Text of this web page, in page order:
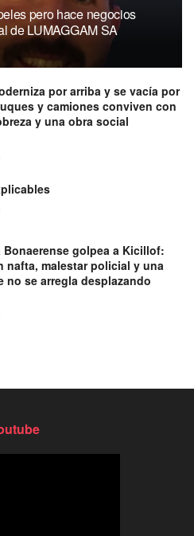
pero hace negocios
de LUMAGGAM SA
por arriba y se vacía por
y camiones conviven con
y una obra social
Bonaerense golpea a Kicillof:
nafta, malestar policial y una
no se arregla desplazando